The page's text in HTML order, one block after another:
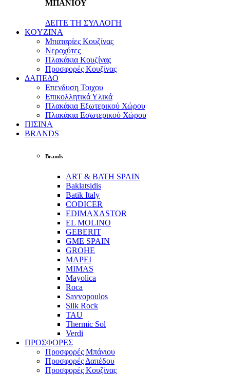
ΜΠΑΝΙΟΥ
ΔΕΙΤΕ ΤΗ ΣΥΛΛΟΓΗ
KOYZINA
Μπαταρίες Κουζίνας
Νεροχύτες
Πλακάκια Κουζίνας
Προσφορές Κουζίνας
ΔΑΠΕΔΟ
Επενδυση Τοιχου
Επικολλητικά Υλικά
Πλακάκια Εξωτερικού Χώρου
Πλακάκια Εσωτερικού Χώρου
ΠΙΣΙΝΑ
BRANDS
Brands
ART & BATH SPAIN
Baklatsidis
Batik Italy
CODICER
EDIMAXASTOR
EL MOLINO
GEBERIT
GME SPAIN
GROHE
MAPEI
MIMAS
Mayolica
Roca
Savvopoulos
Silk Rock
TAU
Thermic Sol
Verdi
ΠΡΟΣΦΟΡΕΣ
Προσφορές Μπάνιου
Προσφορές Δαπέδου
Προσφορές Κουζίνας